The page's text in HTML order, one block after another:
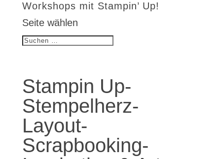
Workshops mit Stampin’ Up!
Seite wählen
Stampin Up-
Stempelherz-
Layout-
Scrapbooking-